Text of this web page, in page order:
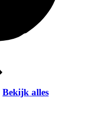
Bekijk alles